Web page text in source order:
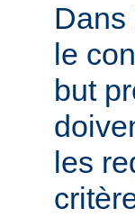
Dans
le
but
les